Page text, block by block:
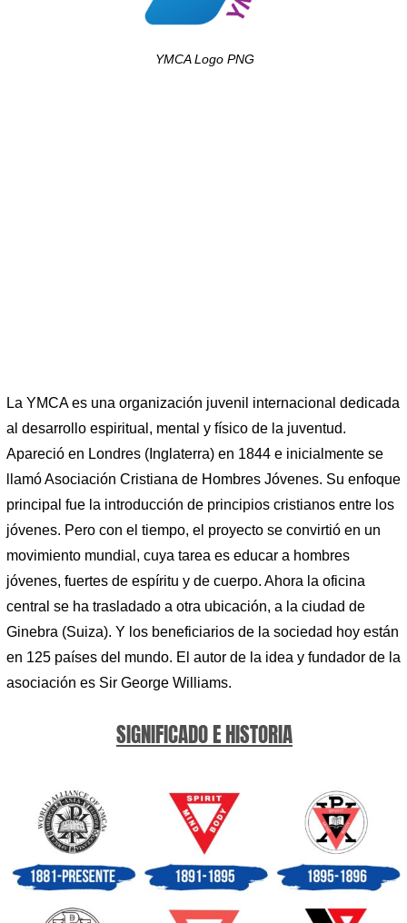
YMCA Logo PNG
La YMCA es una organización juvenil internacional dedicada
al desarrollo espiritual, mental y físico de la juventud.
Apareció en Londres (Inglaterra) en 1844 e inicialmente se
llamó Asociación Cristiana de Hombres Jóvenes. Su enfoque
principal fue la introducción de principios cristianos entre los
jóvenes. Pero con el tiempo, el proyecto se convirtió en un
movimiento mundial, cuya tarea es educar a hombres
jóvenes, fuertes de espíritu y de cuerpo. Ahora la oficina
central se ha trasladado a otra ubicación, a la ciudad de
Ginebra (Suiza). Y los beneficiarios de la sociedad hoy están
en 125 países del mundo. El autor de la idea y fundador de la
asociación es Sir George Williams.
SIGNIFICADO E HISTORIA